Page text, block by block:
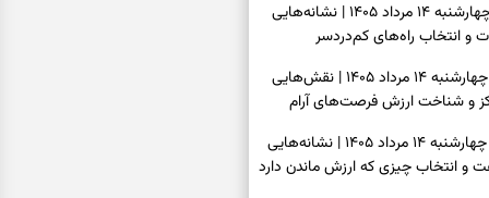
فال چای امروز چهارشنبه ۱۴ مرداد ۱۴۰۵ | نشانه‌هایی
و انتخاب راه‌های کم‌دردسر
فال قهوه امروز چهارشنبه ۱۴ مرداد ۱۴۰۵ | نقش‌هایی
و شناخت ارزش فرصت‌های آرام
فال شمع امروز چهارشنبه ۱۴ مرداد ۱۴۰۵ | نشانه‌هایی
و انتخاب چیزی که ارزش ماندن دارد